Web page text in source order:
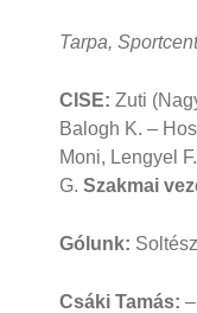
Tarpa,
CISE: Zuti
Balogh K. –
Moni, Lengyel
G. Szakmai
Gólunk:
Csáki Tamás: